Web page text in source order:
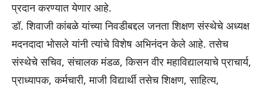
प्रदान करण्यात येणार आहे.
डॉ. शिवाजी कांबळे यांच्या निवडीबद्दल जनता शिक्षण संस्थेचे अध्यक्ष
मदनदादा भोसले यांनी त्यांचे विशेष अभिनंदन केले आहे. तसेच
संस्थेचे सचिव, संचालक मंडळ, किसन वीर महाविद्यालयाचे प्राचार्य,
प्राध्यापक, कर्मचारी, माजी विद्यार्थी तसेच शिक्षण, साहित्य,